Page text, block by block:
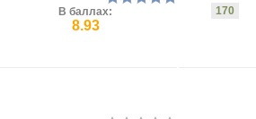
В баллах:
8.93
170